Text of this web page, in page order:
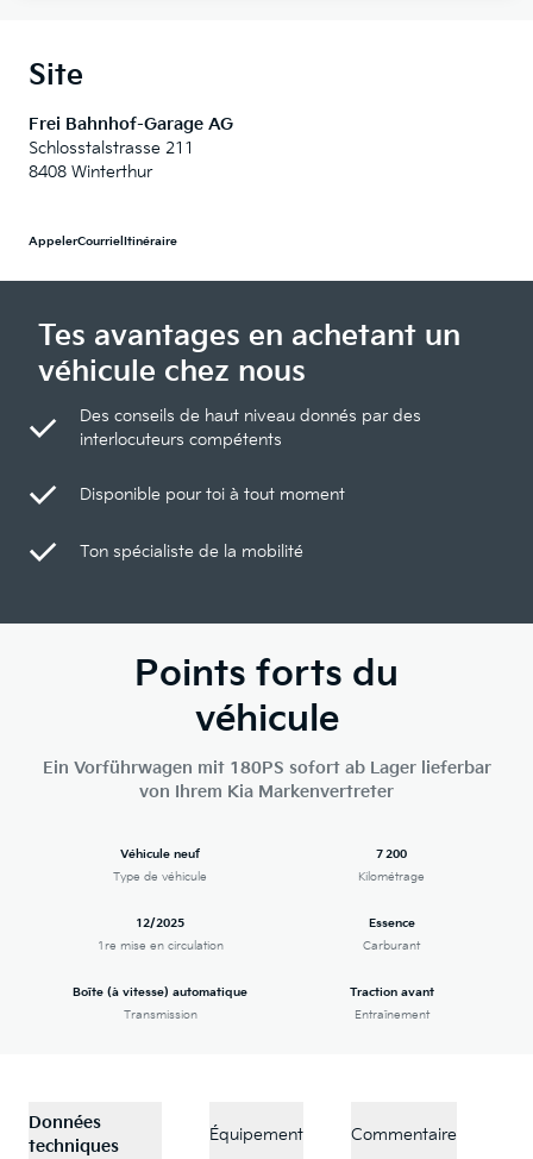
Site
Frei Bahnhof-Garage AG
Schlosstalstrasse 211
8408 Winterthur
AppelerCourriel Itinéraire
Tes avantages en achetant un
véhicule chez nous
Des conseils de haut niveau donnés par des
interlocuteurs compétents
Disponible pour toi à tout moment
Ton spécialiste de la mobilité
Points forts du
véhicule
Ein Vorführwagen mit 180PS sofort ab Lager lieferbar
von Ihrem Kia Markenvertreter
Véhicule neuf
Type de véhicule
7 200
Kilométrage
12/2025
1re mise en circulation
Essence
Carburant
Boîte (à vitesse) automatique
Transmission
Traction avant
Entraînement
Données
techniques
Équipement Commentaire